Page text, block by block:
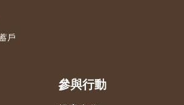
戶
參與行動